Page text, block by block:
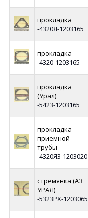
прокладка
-4320Я-1203165
прокладка
-4320-1203165
прокладка
(Урал)
-5423-1203165
прокладка
приемной
трубы
-4320Я3-1203020
стремянка (АЗ
УРАЛ)
-5323РХ-1203065